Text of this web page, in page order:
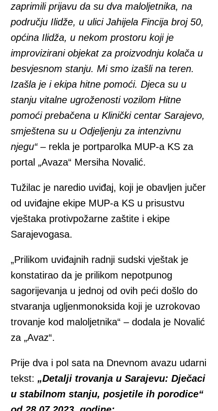
zaprimili prijavu da su dva maloljetnika, na
području Ilidže, u ulici Jahijela Fincija broj 50,
općina Ilidža, u nekom prostoru koji je
improvizirani objekat za proizvodnju kolača u
besvjesnom stanju. Mi smo izašli na teren.
Izašla je i ekipa hitne pomoći. Djeca su u
stanju vitalne ugroženosti vozilom Hitne
pomoći prebačena u Klinički centar Sarajevo,
smještena su u Odjeljenju za intenzivnu
njegu“– rekla je portparolka MUP-a KS za
portal „Avaza“ Mersiha Novalić.
Tužilac je naredio uviđaj, koji je obavljen jučer
od uviđajne ekipe MUP-a KS u prisustvu
vještaka protivpožarne zaštite i ekipe
Sarajevogasa.
„Prilikom uviđajnih radnji sudski vještak je
konstatirao da je prilikom nepotpunog
sagorijevanja u jednoj od ovih peći došlo do
stvaranja ugljenmonoksida koji je uzrokovao
trovanje kod maloljetnika“ – dodala je Novalić
za „Avaz“.
Prije dva i pol sata na Dnevnom avazu udarni
tekst:„Detalji trovanja u Sarajevu: Dječaci
u stabilnom stanju, posjetile ih porodice“